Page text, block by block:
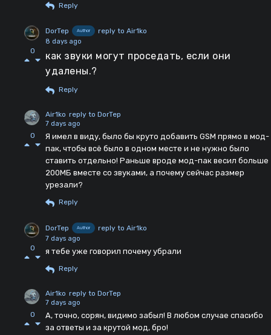
Reply
0
DorTep Author reply to Air1ko
8 days ago
как звуки могут проседать, если они
удалены.?
Reply
0
Air1ko reply to DorTep
7 days ago
Я имел в виду, было бы круто добавить GSM прямо в мод-
пак, чтобы всё было в одном месте и не нужно было
ставить отдельно! Раньше вроде мод-пак весил больше
200МБ вместе со звуками, а почему сейчас размер
урезали?
Reply
0
DorTep Author reply to Air1ko
7 days ago
я тебе уже говорил почему убрали
Reply
0
Air1ko reply to DorTep
7 days ago
А, точно, сорян, видимо забыл! В любом случае спасибо
за ответы и за крутой мод, бро!